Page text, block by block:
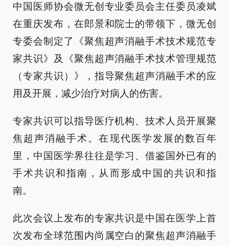
中国医师协会微无创专业委员会主任委员凌斌
在重庆发布，在郎景和院士的带领下，微无创
专委会制定了《聚焦超声消融手术技术规范专
家共识》及《聚焦超声消融手术技术管理规范
（专家共识）》，指导聚焦超声消融手术的应
用及开展，减少治疗对病人的伤害。
专家共识可以指导医疗机构、技术人员开展聚
焦超声消融手术。在现代医学发展的数百年
里，中国医学界往往是学习、借鉴国外已有的
手术共识和指南，从而形成中国的共识和指
南。
此次会议上发布的专家共识是中国在医学上首
次发布全球范围内尚属空白的聚焦超声消融手